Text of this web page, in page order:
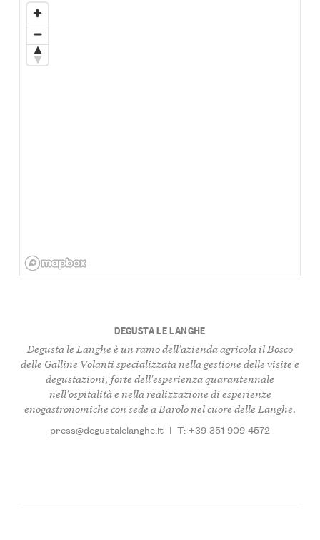
DEGUSTA LE LANGHE
Degusta le Langhe è un ramo dell'azienda agricola il Bosco
delle Galline Volanti specializzata nella gestione delle visite e
degustazioni, forte dell'esperienza quarantennale
nell'ospitalità e nella realizzazione di esperienze
enogastronomiche con sede a Barolo nel cuore delle Langhe.
press@degustalelanghe.it | T: +39 351 909 4572